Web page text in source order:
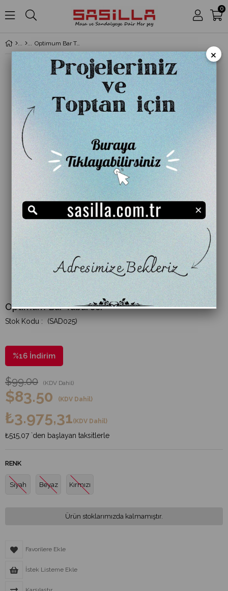
0
Optimum Bar Taburesi
Optimum Bar Taburesi
(SAD025)
%16 İndirim
$99.00 (KDV Dahil)
$83.50 (KDV Dahil)
₺3.975,31(KDV Dahil)
₺515,07 `den başlayan taksitlerle
RENK
Siyah Beyaz Kırmızı
Ürün stoklarımızda kalmamıştır.
Favorilere Ekle
İstek Listeme Ekle
×